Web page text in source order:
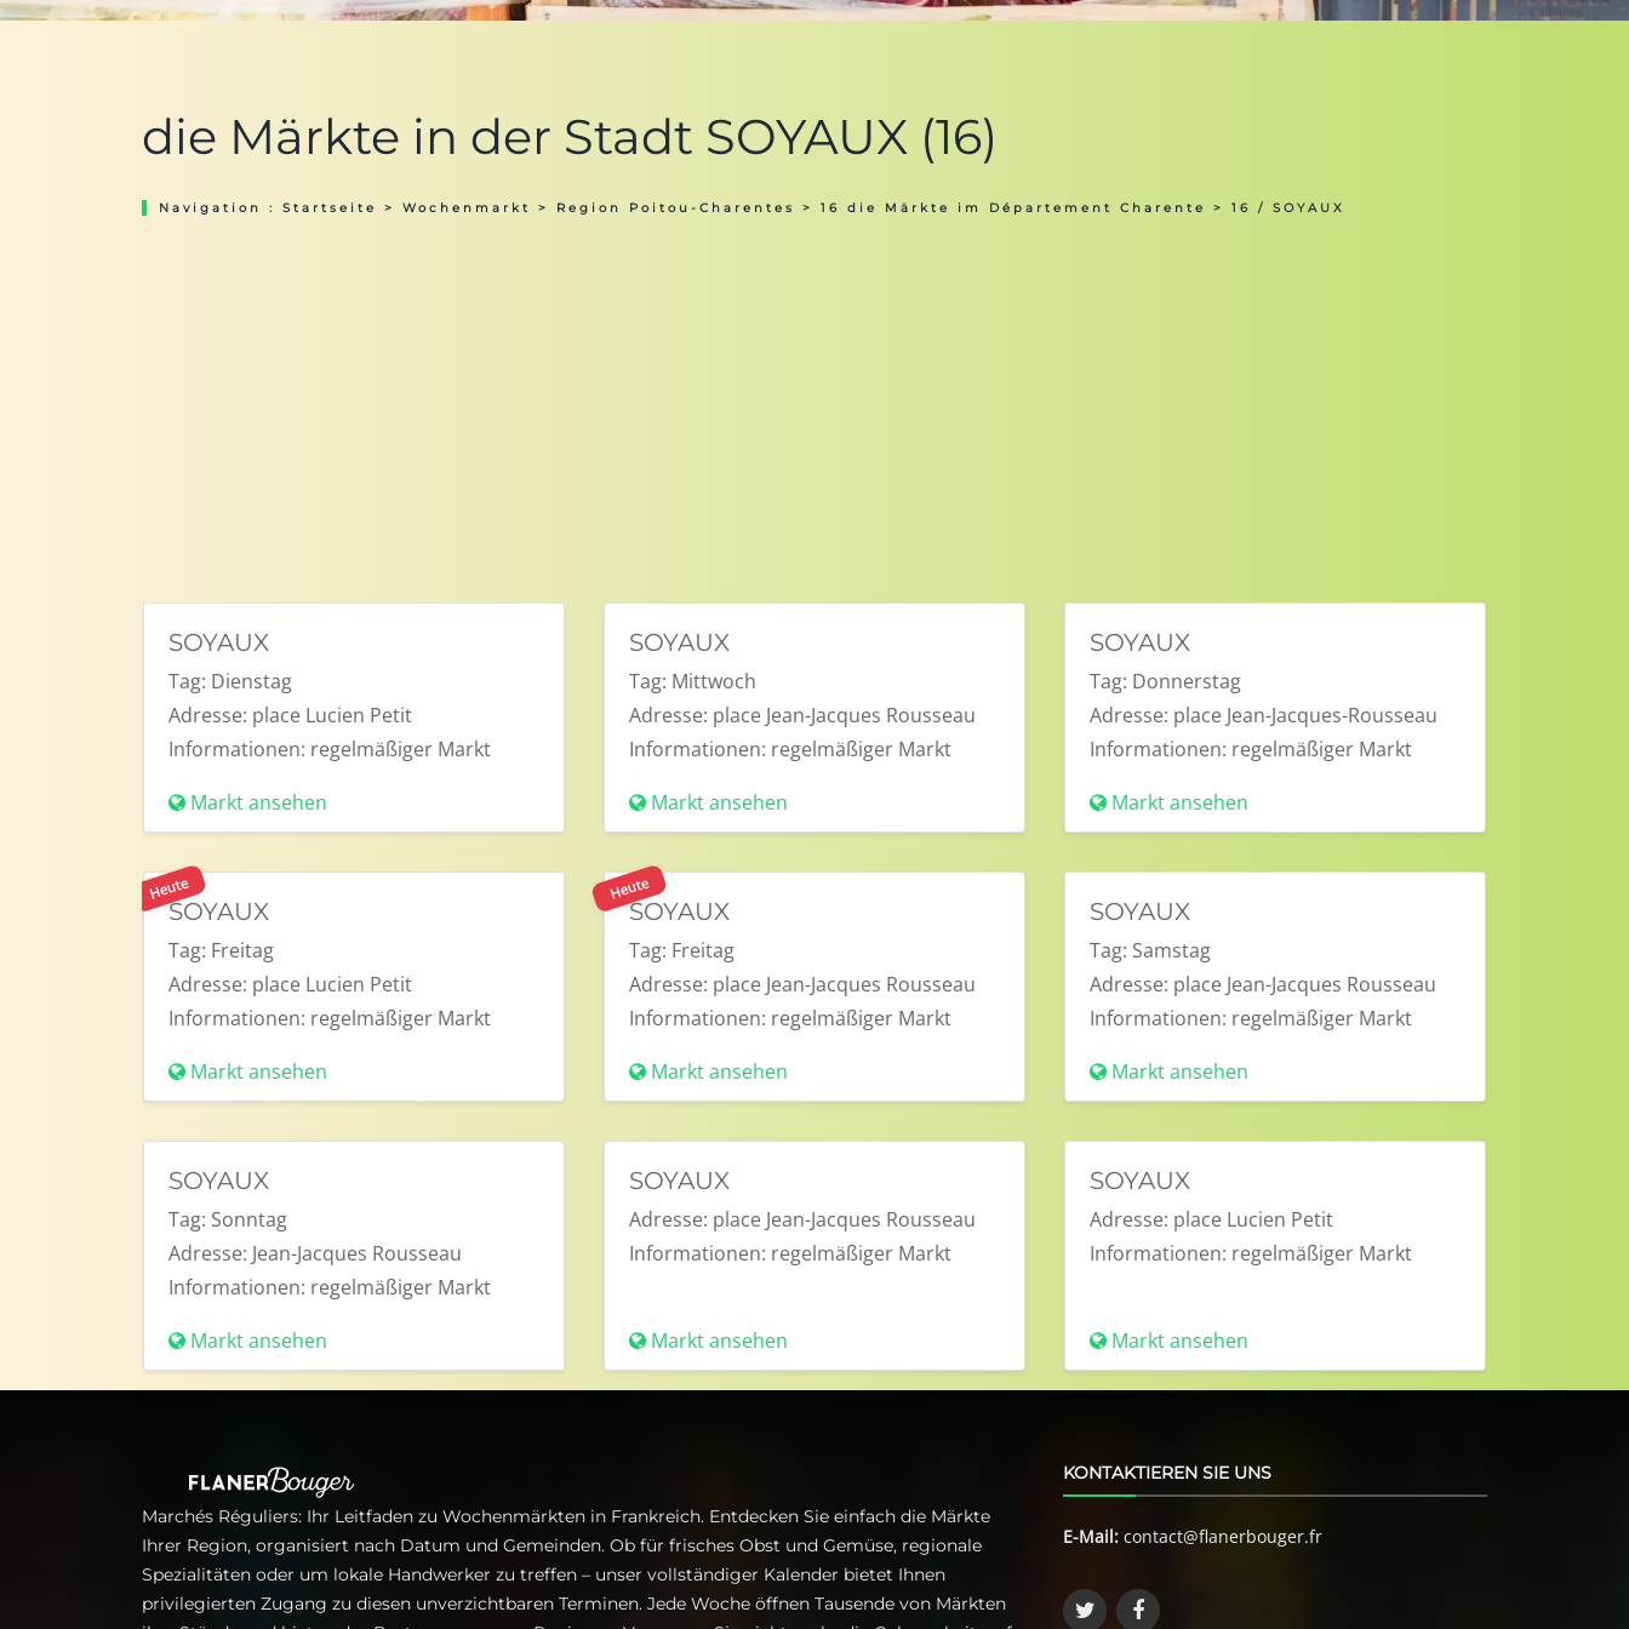
die Märkte in der Stadt SOYAUX (16)
Navigation : Startseite > Wochenmarkt > Region Poitou-Charentes > 16 die Märkte im Département Charente > 16 / SOYAUX
SOYAUX
Tag: Dienstag
Adresse: place Lucien Petit
Informationen: regelmäßiger Markt
Markt ansehen
SOYAUX
Tag: Mittwoch
Adresse: place Jean-Jacques Rousseau
Informationen: regelmäßiger Markt
Markt ansehen
SOYAUX
Tag: Donnerstag
Adresse: place Jean-Jacques-Rousseau
Informationen: regelmäßiger Markt
Markt ansehen
Heute
SOYAUX
Tag: Freitag
Adresse: place Lucien Petit
Informationen: regelmäßiger Markt
Markt ansehen
Heute
SOYAUX
Tag: Freitag
Adresse: place Jean-Jacques Rousseau
Informationen: regelmäßiger Markt
Markt ansehen
SOYAUX
Tag: Samstag
Adresse: place Jean-Jacques Rousseau
Informationen: regelmäßiger Markt
Markt ansehen
SOYAUX
Tag: Sonntag
Adresse: Jean-Jacques Rousseau
Informationen: regelmäßiger Markt
Markt ansehen
SOYAUX
Adresse: place Jean-Jacques Rousseau
Informationen: regelmäßiger Markt
Markt ansehen
SOYAUX
Adresse: place Lucien Petit
Informationen: regelmäßiger Markt
Markt ansehen
Marchés Réguliers: Ihr Leitfaden zu Wochenmärkten in Frankreich. Entdecken Sie einfach die Märkte
Ihrer Region, organisiert nach Datum und Gemeinden. Ob für frisches Obst und Gemüse, regionale
Spezialitäten oder um lokale Handwerker zu treffen – unser vollständiger Kalender bietet Ihnen
privilegierten Zugang zu diesen unverzichtbaren Terminen. Jede Woche öffnen Tausende von Märkten
KONTAKTIEREN SIE UNS
E-Mail: contact@flanerbouger.fr